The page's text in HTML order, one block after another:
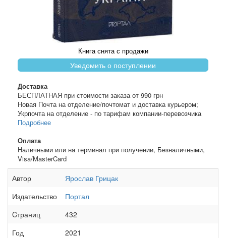
Книга снята с продажи
Уведомить о поступлении
Доставка
БЕСПЛАТНАЯ при стоимости заказа от 990 грн
Новая Почта на отделение/почтомат и доставка курьером;
Укрпочта на отделение - по тарифам компании-перевозчика
Подробнее
Оплата
Наличными или на терминал при получении, Безналичными,
Visa/MasterCard
Автор
Ярослав Грицак
Издательство
Портал
Cтраниц
432
Год
2021